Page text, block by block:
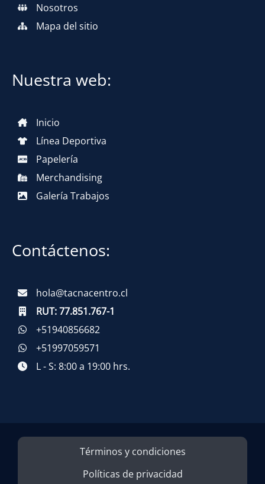
Nosotros
Mapa del sitio
Nuestra web:
Inicio
Línea Deportiva
Papelería
Merchandising
Galería Trabajos
Contáctenos:
hola@tacnacentro.cl
RUT:77.851.767-1
+51940856682
+51997059571
L - S: 8:00 a 19:00 hrs.
Términos y condiciones
Políticas de privacidad